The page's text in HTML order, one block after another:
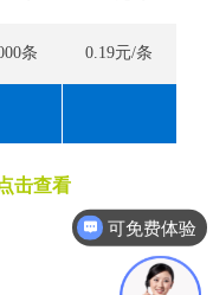
条 0.19元/条
击查看
可免费体验